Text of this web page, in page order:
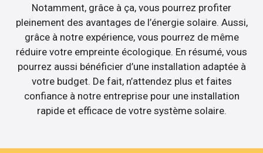
Notamment, grâce à ça, vous pourrez profiter
pleinement des avantages de l’énergie solaire. Aussi,
grâce à notre expérience, vous pourrez de même
réduire votre empreinte écologique. En résumé, vous
pourrez aussi bénéficier d’une installation adaptée à
votre budget. De fait, n’attendez plus et faites
confiance à notre entreprise pour une installation
rapide et efficace de votre système solaire.